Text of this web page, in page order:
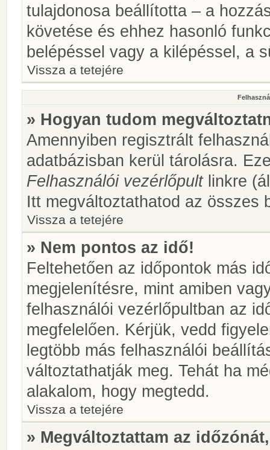
tulajdonosa beállította – a
követése és ehhez hasonló
belépéssel vagy a kilépéssel, a
Vissza a tetejére
» Hogyan tudom
Amennyiben regisztrált
adatbázisban kerül tárolásra.
Felhasználói vezérlőpultlinkre
Itt megváltoztathatod az összes
Vissza a tetejére
» Nem pontos az idő!
Feltehetően az időpontok más
megjelenítésre, mint amiben
felhasználói vezérlőpultban az
megfelelően. Kérjük, vedd
legtöbb más felhasználói
változtathatják meg. Tehát ha
alakalom, hogy megtedd.
Vissza a tetejére
» Megváltoztattam az